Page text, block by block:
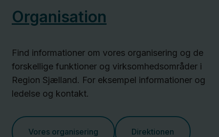
Organisation
Find informationer om vores organisering og de
forskellige funktioner og virksomhedsområder i
Region Sjælland. For eksempel informationer og
ledelse og kontakt.
Vores organisering Direktionen